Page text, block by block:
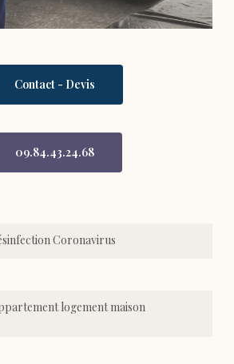
Contact - Devis
09.84.43.24.68
Coronavirus
logement maison